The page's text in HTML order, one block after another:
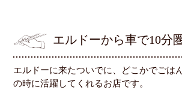
エルドーから車で10分
エルドーに来たついでに、どこかでごは
の時に活躍してくれるお店です。